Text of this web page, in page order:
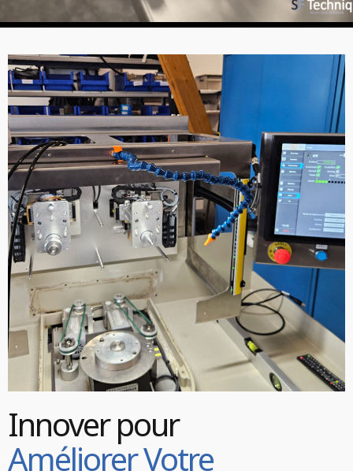
Innover pour
Améliorer Votre